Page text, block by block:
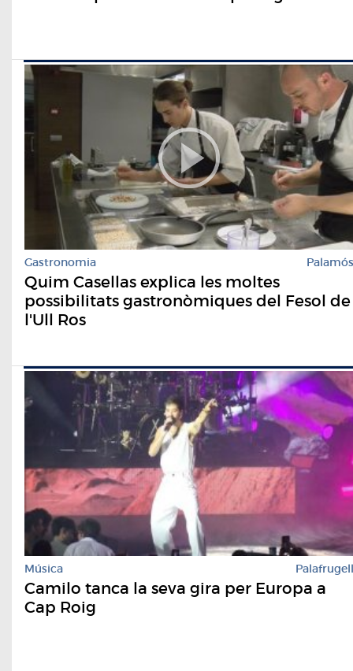
Gastronomia Palamós
Quim Casellas explica les moltes
possibilitats gastronòmiques del Fesol de
l'Ull Ros
Música Palafrugell
Camilo tanca la seva gira per Europa a
Cap Roig